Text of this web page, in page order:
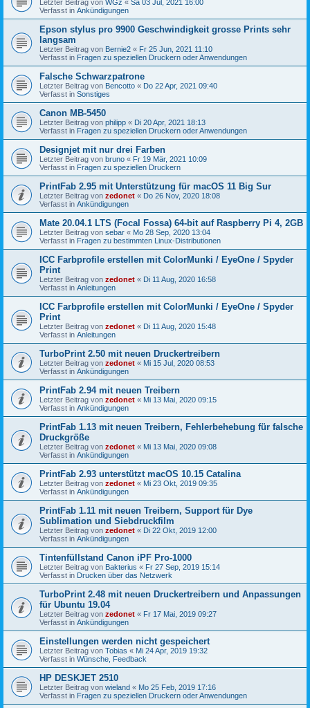
Letzter Beitrag von WGz « Sa 03 Jul, 2021 16:00
Verfasst in Ankündigungen
Epson stylus pro 9900 Geschwindigkeit grosse Prints sehr
langsam
Letzter Beitrag von Bernie2 « Fr 25 Jun, 2021 11:10
Verfasst in Fragen zu speziellen Druckern oder Anwendungen
Falsche Schwarzpatrone
Letzter Beitrag von Bencotto « Do 22 Apr, 2021 09:40
Verfasst in Sonstiges
Canon MB-5450
Letzter Beitrag von philipp « Di 20 Apr, 2021 18:13
Verfasst in Fragen zu speziellen Druckern oder Anwendungen
Designjet mit nur drei Farben
Letzter Beitrag von bruno « Fr 19 Mär, 2021 10:09
Verfasst in Fragen zu speziellen Druckern
PrintFab 2.95 mit Unterstützung für macOS 11 Big Sur
Letzter Beitrag von zedonet « Do 26 Nov, 2020 18:08
Verfasst in Ankündigungen
Mate 20.04.1 LTS (Focal Fossa) 64-bit auf Raspberry Pi 4, 2GB
Letzter Beitrag von sebar « Mo 28 Sep, 2020 13:04
Verfasst in Fragen zu bestimmten Linux-Distributionen
ICC Farbprofile erstellen mit ColorMunki / EyeOne / Spyder
Print
Letzter Beitrag von zedonet « Di 11 Aug, 2020 16:58
Verfasst in Anleitungen
ICC Farbprofile erstellen mit ColorMunki / EyeOne / Spyder
Print
Letzter Beitrag von zedonet « Di 11 Aug, 2020 15:48
Verfasst in Anleitungen
TurboPrint 2.50 mit neuen Druckertreibern
Letzter Beitrag von zedonet « Mi 15 Jul, 2020 08:53
Verfasst in Ankündigungen
PrintFab 2.94 mit neuen Treibern
Letzter Beitrag von zedonet « Mi 13 Mai, 2020 09:15
Verfasst in Ankündigungen
PrintFab 1.13 mit neuen Treibern, Fehlerbehebung für falsche
Druckgröße
Letzter Beitrag von zedonet « Mi 13 Mai, 2020 09:08
Verfasst in Ankündigungen
PrintFab 2.93 unterstützt macOS 10.15 Catalina
Letzter Beitrag von zedonet « Mi 23 Okt, 2019 09:35
Verfasst in Ankündigungen
PrintFab 1.11 mit neuen Treibern, Support für Dye
Sublimation und Siebdruckfilm
Letzter Beitrag von zedonet « Di 22 Okt, 2019 12:00
Verfasst in Ankündigungen
Tintenfüllstand Canon iPF Pro-1000
Letzter Beitrag von Bakterius « Fr 27 Sep, 2019 15:14
Verfasst in Drucken über das Netzwerk
TurboPrint 2.48 mit neuen Druckertreibern und Anpassungen
für Ubuntu 19.04
Letzter Beitrag von zedonet « Fr 17 Mai, 2019 09:27
Verfasst in Ankündigungen
Einstellungen werden nicht gespeichert
Letzter Beitrag von Tobias « Mi 24 Apr, 2019 19:32
Verfasst in Wünsche, Feedback
HP DESKJET 2510
Letzter Beitrag von wieland « Mo 25 Feb, 2019 17:16
Verfasst in Fragen zu speziellen Druckern oder Anwendungen